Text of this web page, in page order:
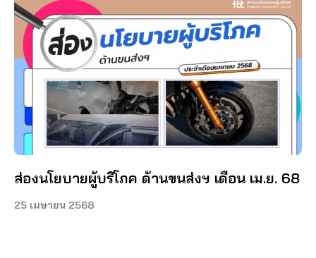
ส่องนโยบายผู้บริโภค ด้านขนส่งฯ เดือน เม.ย. 68
25 เมษายน 2568